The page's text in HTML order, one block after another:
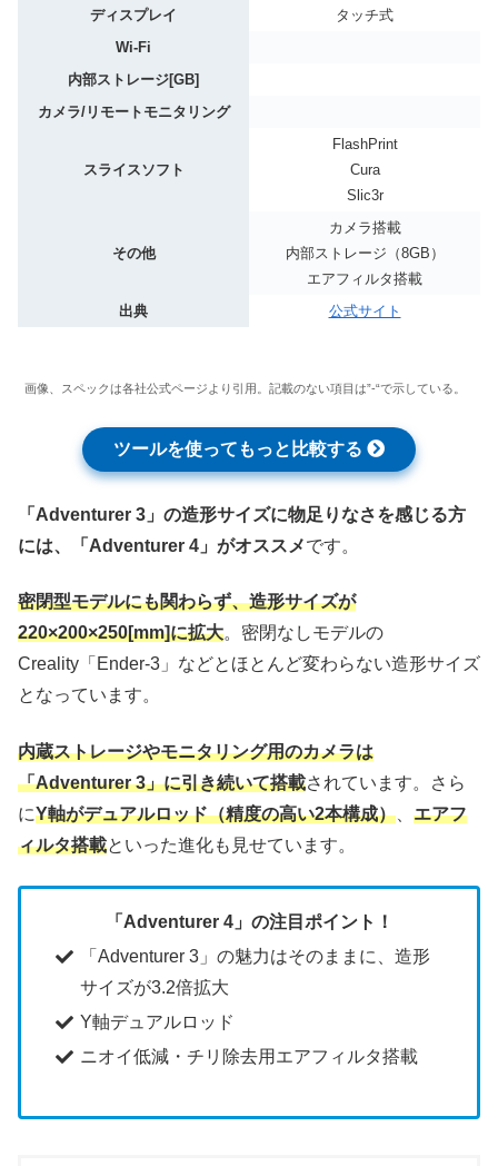
ディスプレイ
タッチ式
Wi-Fi
内部ストレージ[GB]
カメラ/リモートモニタリング
スライスソフト
FlashPrint
Cura
Slic3r
その他
カメラ搭載
内部ストレージ（8GB）
エアフィルタ搭載
出典
公式サイト
画像、スペックは各社公式ページより引用。記載のない項目は”-“で示している。
ツールを使ってもっと比較する
「Adventurer 3」の造形サイズに物足りなさを感じる方
には、「Adventurer 4」がオススメです。
密閉型モデルにも関わらず、造形サイズが
220×200×250[mm]に拡大。密閉なしモデルの
Creality「Ender-3」などとほとんど変わらない造形サイズ
となっています。
内蔵ストレージやモニタリング用のカメラは
「Adventurer 3」に引き続いて搭載されています。さら
にY軸がデュアルロッド（精度の高い2本構成）
エアフ
ィルタ搭載といった進化も見せています。
「Adventurer 4」の注目ポイント！
「Adventurer 3」の魅力はそのままに、造形
サイズが3.2倍拡大
Y軸デュアルロッド
ニオイ低減・チリ除去用エアフィルタ搭載